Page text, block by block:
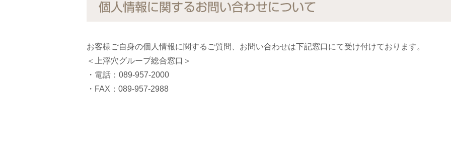
個人情報に関するお問い合わせについて
お客様ご自身の個人情報に関するご質問、お問い合わせは下記窓口にて受け付けております。
＜上浮穴グループ総合窓口＞
・電話：089-957-2000
・FAX：089-957-2988